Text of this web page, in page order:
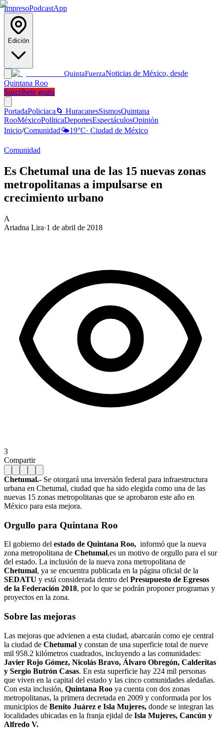
ImpresoPodcastApp
Edición
QuintaFuerzaNoticias de México, desde
Quintana Roo
Suscríbete gratis
PortadaPoliciaca 🌀 HuracanesSismosQuintana
RooMéxicoPolíticaDeportesEspectáculosOpinión
Inicio/Comunidad🌤️19°C· Ciudad de México
Comunidad
Es Chetumal una de las 15 nuevas zonas
metropolitanas a impulsarse en
crecimiento urbano
A
Ariadna Lira·1 de abril de 2018
3
Compartir
Chetumal.- Se otorgará una inversión federal para infraestructura
urbana en Chetumal, ciudad que ha sido elegida como una de las
nuevas 15 zonas metropolitanas que se aprobaron este año en
México para esta mejora.
Orgullo para Quintana Roo
El gobierno del estado de Quintana Roo, informó que la nueva
zona metropolitana de Chetumal,es un motivo de orgullo para el sur
del estado. La inclusión de la nueva zona metropolitana de
Chetumal, ya se encuentra publicada en la página oficial de la
SEDATU y está considerada dentro del Presupuesto de Egresos
de la Federación 2018, por lo que se podrán proponer programas y
proyectos en la zona.
Sobre las mejoras
Las mejoras que advienen a esta ciudad, abarcarán como eje central
la ciudad de Chetumal y constan de una superficie total de nueve
mil 958.2 kilómetros cuadrados, incluyendo a las comunidades:
Javier Rojo Gómez, Nicolás Bravo, Álvaro Obregón, Calderitas
y Sergio Butrón Casas. En esta superficie hay 224 mil personas
que viven en la capital del estado y las cinco comunidades aledañas.
Con esta inclusión, Quintana Roo ya cuenta con dos zonas
metropolitanas, la primera decretada en 2009 y conformada por los
municipios de Benito Juárez e Isla Mujeres, donde se integran las
localidades ubicadas en la franja ejidal de Isla Mujeres, Cancún y
Alfredo V.